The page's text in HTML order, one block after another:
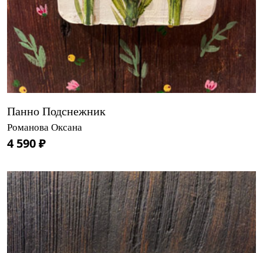
Панно Подснежник
Романова Оксана
4 590 ₽